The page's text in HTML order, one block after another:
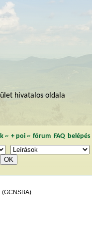
hivatalos oldala
~ + poi~ fórum FAQ belépés
(GCNSBA)